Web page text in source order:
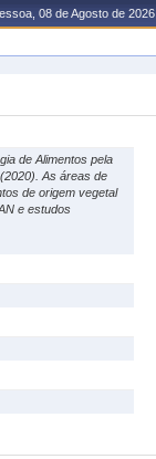
08 de Agosto de 2026
de Alimentos pela
As áreas de
de origem vegetal
e estudos